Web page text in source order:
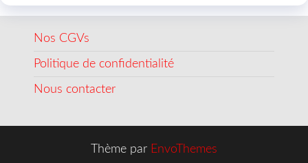
Nos CGVs
Politique de confidentialité
Nous contacter
Thème par EnvoThemes